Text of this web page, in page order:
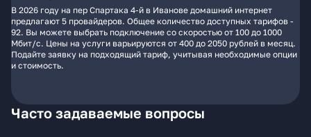
В 2026 году на пер Спартака 4-й в Иванове домашний интернет
предлагают 5 провайдеров. Общее количество доступных тарифов -
92. Вы можете выбрать подключение со скоростью от 100 до 1000
Мбит/с. Цены на услуги варьируются от 400 до 2050 рублей в месяц.
Подайте заявку на подходящий тариф, учитывая необходимые опции
и стоимость.
Часто задаваемые вопросы